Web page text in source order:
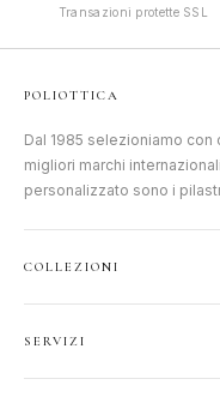
Transazioni protette SSL
POLIOTTICA
Dal 1985 selezioniamo
migliori marchi
personalizzato sono i
COLLEZIONI
SERVIZI